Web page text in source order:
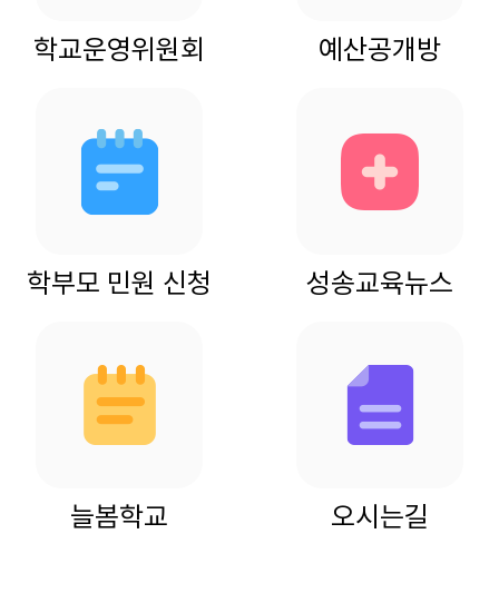
학교운영위원회 예산공개방
학부모 민원 신청 성송교육뉴스
늘봄학교 오시는길